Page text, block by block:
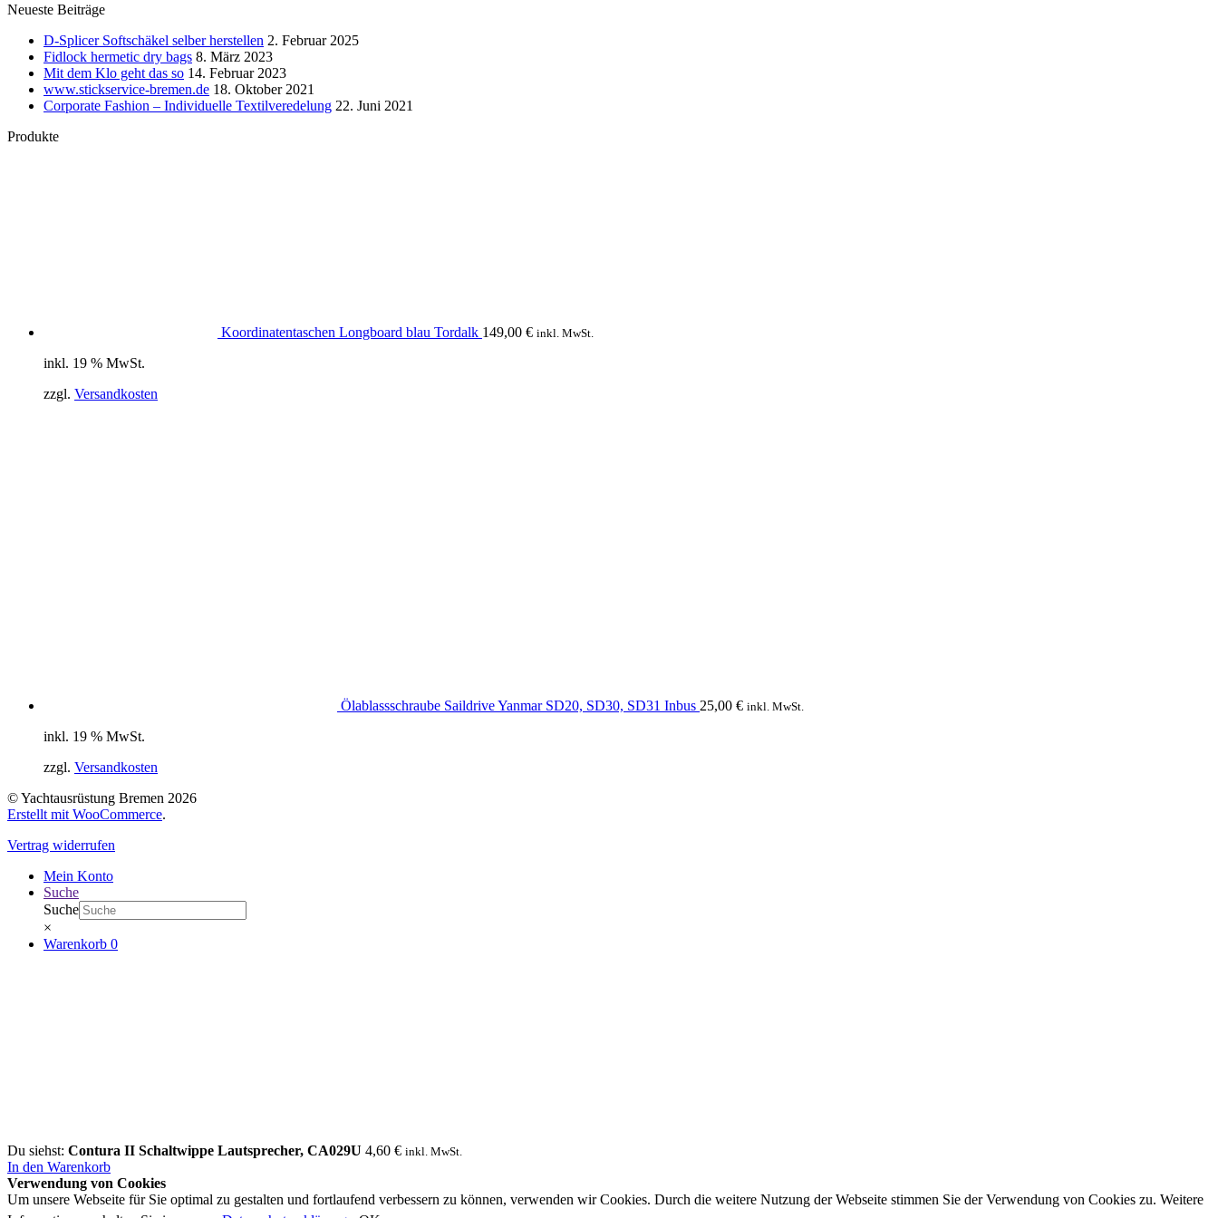
Neueste Beiträge
D-Splicer Softschäkel selber herstellen 2. Februar 2025
Fidlock hermetic dry bags 8. März 2023
Mit dem Klo geht das so 14. Februar 2023
www.stickservice-bremen.de 18. Oktober 2021
Corporate Fashion – Individuelle Textilveredelung 22. Juni 2021
Produkte
Koordinatentaschen Longboard blau Tordalk 149,00 € inkl. MwSt.
inkl. 19 % MwSt.
zzgl. Versandkosten
Ölablassschraube Saildrive Yanmar SD20, SD30, SD31 Inbus 25,00 € inkl. MwSt.
inkl. 19 % MwSt.
zzgl. Versandkosten
© Yachtausrüstung Bremen 2026
Erstellt mit WooCommerce.
Vertrag widerrufen
Mein Konto
Suche
Suche
×
Warenkorb 0
Du siehst: Contura II Schaltwippe Lautsprecher, CA029U 4,60 € inkl. MwSt.
In den Warenkorb
Verwendung von Cookies
Um unsere Webseite für Sie optimal zu gestalten und fortlaufend verbessern zu können, verwenden wir Cookies. Durch die weitere Nutzung der Webseite stimmen Sie der Verwendung von Cookies zu. Weitere